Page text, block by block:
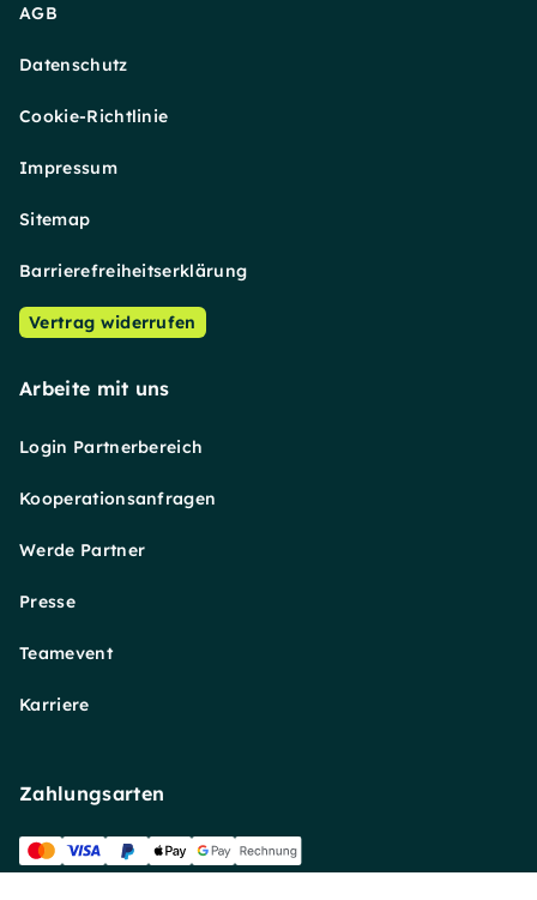
AGB
Datenschutz
Cookie-Richtlinie
Impressum
Sitemap
Barrierefreiheitserklärung
Vertrag widerrufen
Arbeite mit uns
Login Partnerbereich
Kooperationsanfragen
Werde Partner
Presse
Teamevent
Karriere
Zahlungsarten